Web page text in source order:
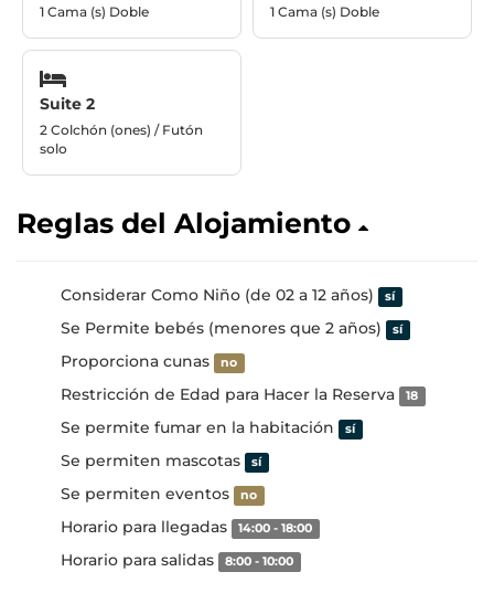
1 Cama (s) Doble 1 Cama (s) Doble
Suite 2
2 Colchón (ones) / Futón
solo
Reglas del Alojamiento
Considerar Como Niño (de 02 a 12 años) sí
Se Permite bebés (menores que 2 años) sí
Proporciona cunas no
Restricción de Edad para Hacer la Reserva 18
Se permite fumar en la habitación sí
Se permiten mascotas sí
Se permiten eventos no
Horario para llegadas 14:00 - 18:00
Horario para salidas 8:00 - 10:00